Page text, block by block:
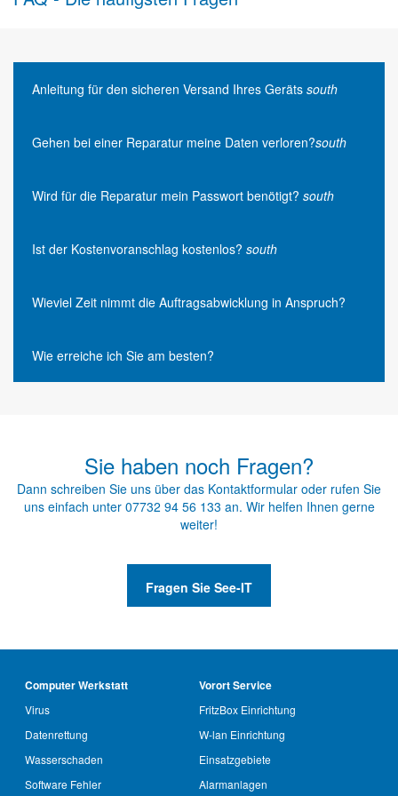
Anleitung für den sicheren Versand Ihres Geräts south
Gehen bei einer Reparatur meine Daten verloren?south
Wird für die Reparatur mein Passwort benötigt? south
Ist der Kostenvoranschlag kostenlos? south
Wieviel Zeit nimmt die Auftragsabwicklung in Anspruch?
Wie erreiche ich Sie am besten?
Sie haben noch Fragen?
Dann schreiben Sie uns über das Kontaktformular oder rufen Sie
uns einfach unter 07732 94 56 133 an. Wir helfen Ihnen gerne
weiter!
Fragen Sie See-IT
Computer Werkstatt
Virus
Datenrettung
Wasserschaden
Software Fehler
Vorort Service
FritzBox Einrichtung
W-lan Einrichtung
Einsatzgebiete
Alarmanlagen